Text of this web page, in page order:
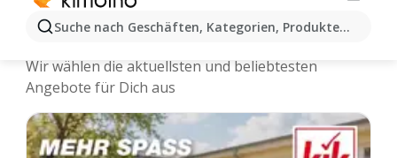
Suche nach Geschäften, Kategorien, Produkten...
Berlin-Friedrichshain - Neuste
Wir wählen die aktuellsten und beliebtesten
Angebote für Dich aus